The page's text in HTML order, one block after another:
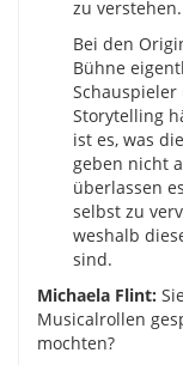
zu verstehen.
Bei den
Bühne
Schauspieler
Storytelling
ist es, was
geben nicht
überlassen
selbst zu
weshalb
sind.
Michaela Flint:
Musicalrollen
mochten?